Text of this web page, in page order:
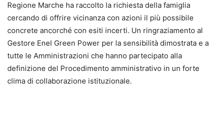
Regione Marche ha raccolto la richiesta della famiglia
cercando di offrire vicinanza con azioni il più possibile
concrete ancorché con esiti incerti. Un ringraziamento al
Gestore Enel Green Power per la sensibilità dimostrata e a
tutte le Amministrazioni che hanno partecipato alla
definizione del Procedimento amministrativo in un forte
clima di collaborazione istituzionale.